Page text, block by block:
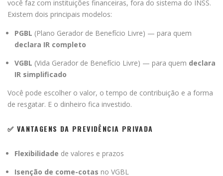
você faz com instituições financeiras, fora do sistema do INSS.
Existem dois principais modelos:
PGBL (Plano Gerador de Benefício Livre) — para quem
declara IR completo
VGBL (Vida Gerador de Benefício Livre) — para quem declara
IR simplificado
Você pode escolher o valor, o tempo de contribuição e a forma
de resgatar. E o dinheiro fica investido.
✅ VANTAGENS DA PREVIDÊNCIA PRIVADA
Flexibilidade de valores e prazos
Isenção de come-cotas no VGBL